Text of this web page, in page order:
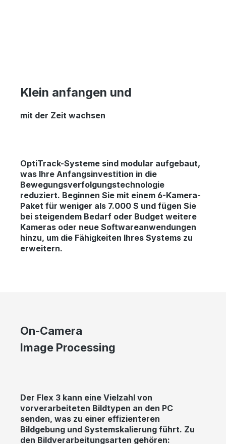
Klein anfangen und
mit der Zeit wachsen
OptiTrack-Systeme sind modular aufgebaut,
was Ihre Anfangsinvestition in die
Bewegungsverfolgungstechnologie
reduziert. Beginnen Sie mit einem 6-Kamera-
Paket für weniger als 7.000 $ und fügen Sie
bei steigendem Bedarf oder Budget weitere
Kameras oder neue Softwareanwendungen
hinzu, um die Fähigkeiten Ihres Systems zu
erweitern.
On-Camera
Image Processing
Der Flex 3 kann eine Vielzahl von
vorverarbeiteten Bildtypen an den PC
senden, was zu einer effizienteren
Bildgebung und Systemskalierung führt. Zu
den Bildverarbeitungsarten gehören: